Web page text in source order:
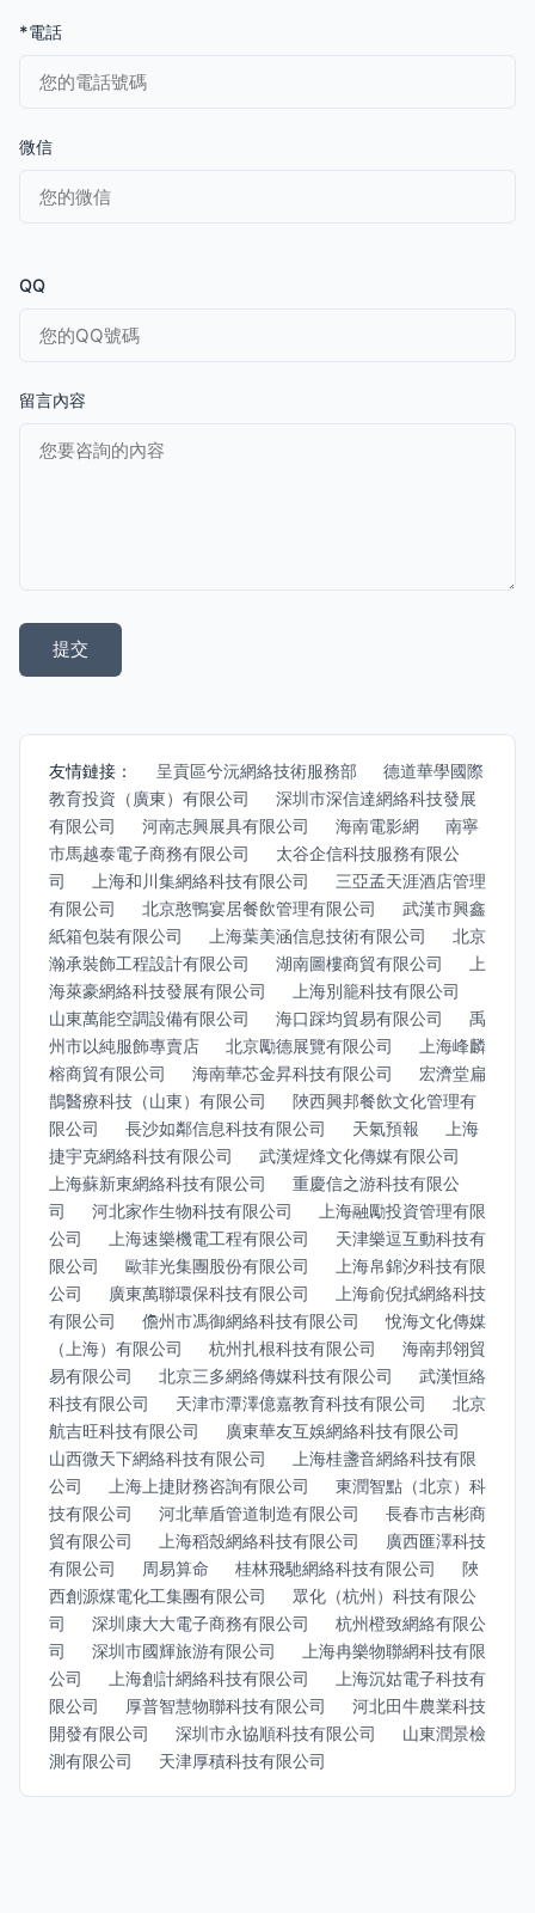
*電話
微信
QQ
留言內容
友情鏈接： 呈貢區兮沅網絡技術服務部
德道華學國際
教育投資（廣東）有限公司
深圳市深信達網絡科技發展
有限公司
河南志興展具有限公司 海南電影網
南寧
市馬越泰電子商務有限公司
太谷企信科技服務有限公
司
上海和川集網絡科技有限公司
三亞孟天涯酒店管理
有限公司
北京憨鴨宴居餐飲管理有限公司
武漢市興鑫
紙箱包裝有限公司
上海葉美涵信息技術有限公司
北京
瀚承裝飾工程設計有限公司
湖南圖樓商貿有限公司
上
海萊豪網絡科技發展有限公司
上海別籠科技有限公司
山東萬能空調設備有限公司
海口踩均貿易有限公司
禹
州市以純服飾專賣店
北京勵德展覽有限公司
上海峰麟
榕商貿有限公司
海南華芯金昇科技有限公司
宏濟堂扁
鵲醫療科技（山東）有限公司
陜西興邦餐飲文化管理有
限公司
長沙如鄰信息科技有限公司 天氣預報
上海
捷宇克網絡科技有限公司
武漢煋烽文化傳媒有限公司
上海蘇新東網絡科技有限公司
重慶信之游科技有限公
司
河北家作生物科技有限公司
上海融勵投資管理有限
公司
上海速樂機電工程有限公司
天津樂逗互動科技有
限公司
歐菲光集團股份有限公司
上海帛錦汐科技有限
公司
廣東萬聯環保科技有限公司
上海俞倪拭網絡科技
有限公司
儋州市馮御網絡科技有限公司
悅海文化傳媒
（上海）有限公司
杭州扎根科技有限公司
海南邦翎貿
易有限公司
北京三多網絡傳媒科技有限公司
武漢恒絡
科技有限公司
天津市潭澤億嘉教育科技有限公司
北京
航吉旺科技有限公司
廣東華友互娛網絡科技有限公司
山西微天下網絡科技有限公司
上海桂盞音網絡科技有限
公司
上海上捷財務咨詢有限公司
東潤智點（北京）科
技有限公司
河北華盾管道制造有限公司
長春市吉彬商
貿有限公司
上海稻殼網絡科技有限公司
廣西匯澤科技
有限公司
周易算命 桂林飛馳網絡科技有限公司
陜
西創源煤電化工集團有限公司
眾化（杭州）科技有限公
司
深圳康大大電子商務有限公司
杭州橙致網絡有限公
司
深圳市國輝旅游有限公司
上海冉樂物聯網科技有限
公司
上海創計網絡科技有限公司
上海沉姑電子科技有
限公司
厚普智慧物聯科技有限公司
河北田牛農業科技
開發有限公司
深圳市永協順科技有限公司
山東潤景檢
測有限公司
天津厚積科技有限公司